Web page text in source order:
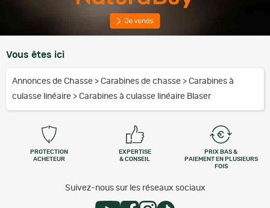
Vous êtes ici
Annonces de Chasse > Carabines de chasse > Carabines à
culasse linéaire > Carabines à culasse linéaire Blaser
PROTECTION
ACHETEUR
EXPERTISE
& CONSEIL
PRIX BAS &
PAIEMENT EN PLUSIEURS
FOIS
Suivez-nous sur les réseaux sociaux